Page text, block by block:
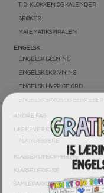
TID: KLOKKEN OG KALENDER
BRØKER
MATEMATIKSPIRALEN
ENGELSK
ENGELSK LÆSNING
ENGELSK SKRIVNING
ENGELSK HYPPIGE ORD
ENGELSK SPROG OG BEGREBER
ANDRE FAG
LÆRERVERKTØJ
PLANLÆGGERE
KLASSERUMSOPPHÆNG
KLASSELEDELSE
SAMLEPAKKER